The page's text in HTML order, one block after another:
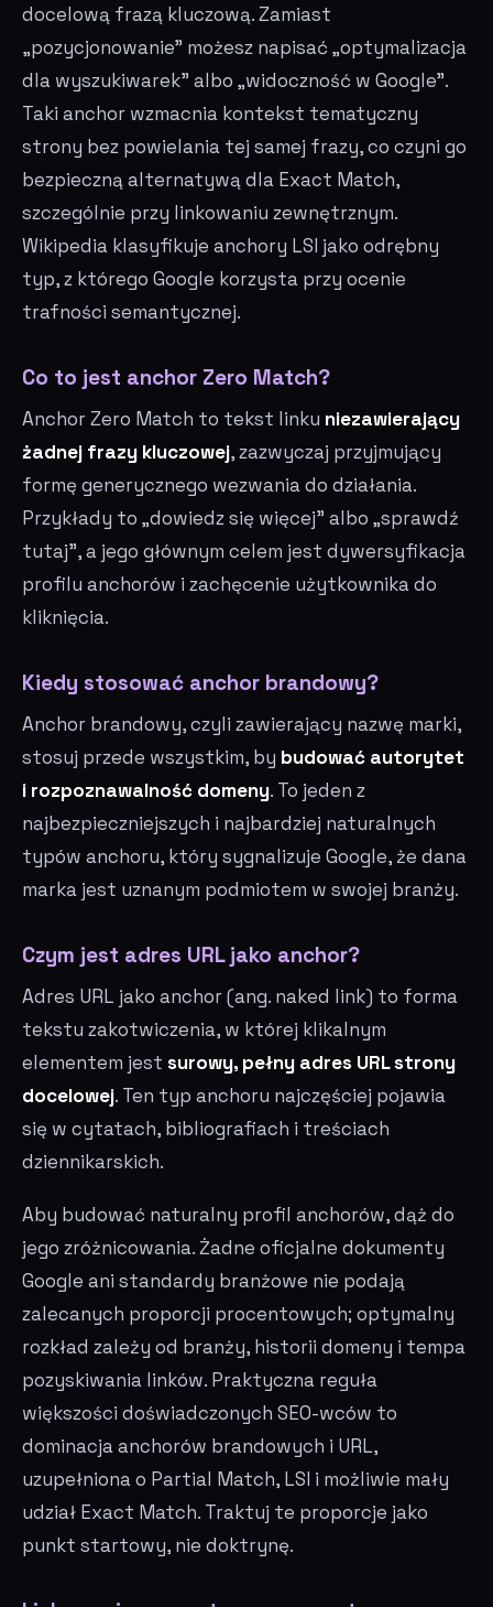
docelową frazą kluczową. Zamiast
„pozycjonowanie" możesz napisać „optymalizacja
dla wyszukiwarek" albo „widoczność w Google".
Taki anchor wzmacnia kontekst tematyczny
strony bez powielania tej samej frazy, co czyni go
bezpieczną alternatywą dla Exact Match,
szczególnie przy linkowaniu zewnętrznym.
Wikipedia klasyfikuje anchory LSI jako odrębny
typ, z którego Google korzysta przy ocenie
trafności semantycznej.
Co to jest anchor Zero Match?
Anchor Zero Match to tekst linku niezawierający
żadnej frazy kluczowej, zazwyczaj przyjmujący
formę generycznego wezwania do działania.
Przykłady to „dowiedz się więcej" albo „sprawdź
tutaj", a jego głównym celem jest dywersyfikacja
profilu anchorów i zachęcenie użytkownika do
kliknięcia.
Kiedy stosować anchor brandowy?
Anchor brandowy, czyli zawierający nazwę marki,
stosuj przede wszystkim, by budować autorytet
i rozpoznawalność domeny. To jeden z
najbezpieczniejszych i najbardziej naturalnych
typów anchoru, który sygnalizuje Google, że dana
marka jest uznanym podmiotem w swojej branży.
Czym jest adres URL jako anchor?
Adres URL jako anchor (ang. naked link) to forma
tekstu zakotwiczenia, w której klikalnym
elementem jest surowy, pełny adres URL strony
docelowej. Ten typ anchoru najczęściej pojawia
się w cytatach, bibliografiach i treściach
dziennikarskich.
Aby budować naturalny profil anchorów, dąż do
jego zróżnicowania. Żadne oficjalne dokumenty
Google ani standardy branżowe nie podają
zalecanych proporcji procentowych; optymalny
rozkład zależy od branży, historii domeny i tempa
pozyskiwania linków. Praktyczna reguła
większości doświadczonych SEO-wców to
dominacja anchorów brandowych i URL,
uzupełniona o Partial Match, LSI i możliwie mały
udział Exact Match. Traktuj te proporcje jako
punkt startowy, nie doktrynę.